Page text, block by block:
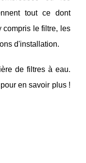
tout ce dont
compris le filtre, les
d'installation.
de filtres à eau.
en savoir plus !